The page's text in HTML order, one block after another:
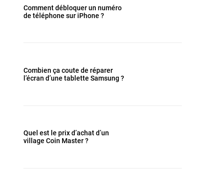
Comment débloquer un numéro
de téléphone sur iPhone ?
Combien ça coute de réparer
l’écran d’une tablette Samsung ?
Quel est le prix d’achat d’un
village Coin Master ?